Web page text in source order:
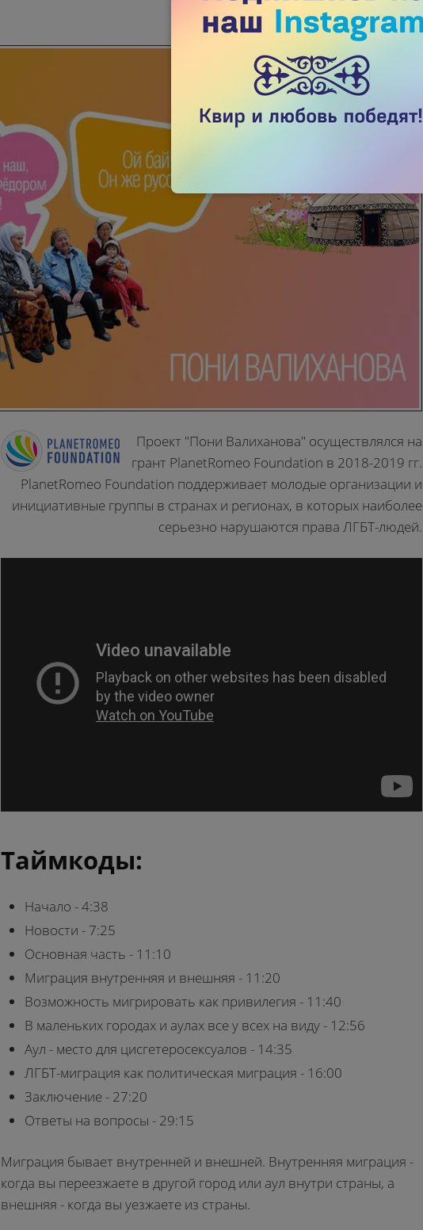
01 СЕНТЯБРЯ 2020 1326 
Проект "Пони Валиханова" осуществлялся на
грант PlanetRomeo Foundation в 2018-2019 гг.
PlanetRomeo Foundation поддерживает молодые организации и
инициативные группы в странах и регионах, в которых наиболее
серьезно нарушаются права ЛГБТ-людей.
Таймкоды:
Начало - 4:38
Новости - 7:25
Основная часть - 11:10
Миграция внутренняя и внешняя - 11:20
Возможность мигрировать как привилегия - 11:40
В маленьких городах и аулах все у всех на виду - 12:56
Аул - место для цисгетеросексуалов - 14:35
ЛГБТ-миграция как политическая миграция - 16:00
Заключение - 27:20
Ответы на вопросы - 29:15
Миграция бывает внутренней и внешней. Внутренняя миграция -
когда вы переезжаете в другой город или аул внутри страны, а
внешняя - когда вы уезжаете из страны.